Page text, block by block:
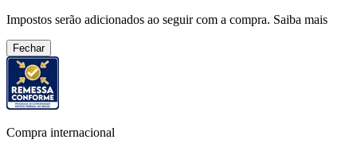
Impostos serão adicionados ao seguir com a compra. Saiba mais
Fechar
Compra internacional